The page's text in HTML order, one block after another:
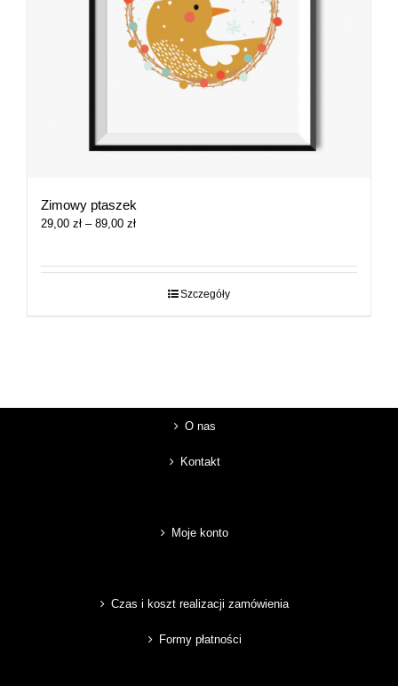
Zimowy ptaszek
29,00 zł – 89,00 złZakres
29,00 zł
Szczegóły
O nas
Kontakt
Moje konto
Czas i koszt realizacji zamówienia
Formy płatności